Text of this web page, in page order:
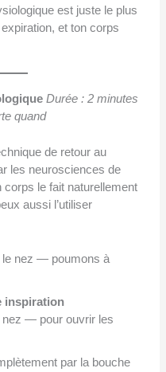
est juste le plus
et ton corps
Durée : 2 minutes
quand
de retour au
les neurosciences de
corps le fait naturellement
aussi l’utiliser
le nez — poumons à
inspiration
nez — pour ouvrir les
par la bouche